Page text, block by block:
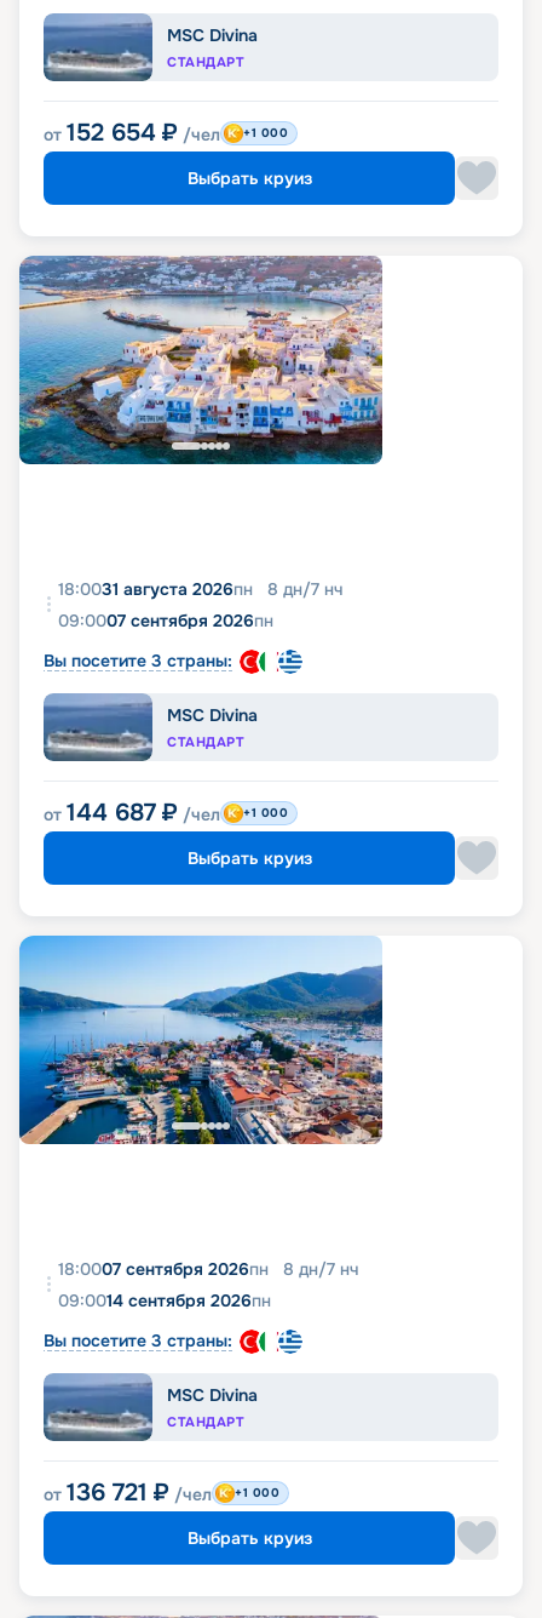
MSC Divina
СТАНДАРТ
от 152 654 ₽ /чел +1 000
Выбрать круиз
18:0031 августа 2026пн 8 дн/7 нч
09:0007 сентября 2026пн
Вы посетите 3 страны:
MSC Divina
СТАНДАРТ
от 144 687 ₽ /чел +1 000
Выбрать круиз
18:0007 сентября 2026пн 8 дн/7 нч
09:0014 сентября 2026пн
Вы посетите 3 страны:
MSC Divina
СТАНДАРТ
от 136 721 ₽ /чел +1 000
Выбрать круиз